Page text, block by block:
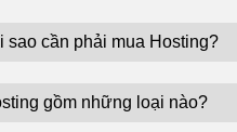
sao cần phải mua Hosting?
gồm những loại nào?